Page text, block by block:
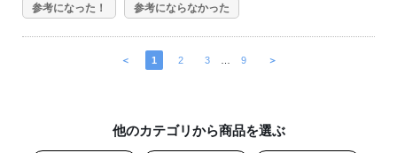
参考になった！ 参考にならなかった
＜ 1 2 3 9 ＞
他のカテゴリから商品を選ぶ